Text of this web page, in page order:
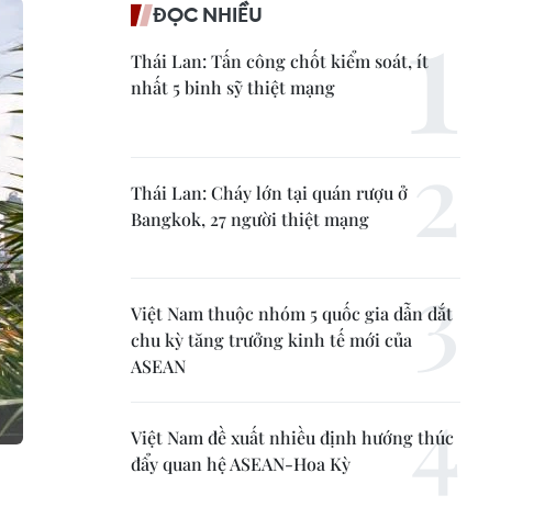
ĐỌC NHIỀU
Thái Lan: Tấn công chốt kiểm soát, ít
nhất 5 binh sỹ thiệt mạng
Thái Lan: Cháy lớn tại quán rượu ở
Bangkok, 27 người thiệt mạng
Việt Nam thuộc nhóm 5 quốc gia dẫn dắt
chu kỳ tăng trưởng kinh tế mới của
ASEAN
Việt Nam đề xuất nhiều định hướng thúc
đẩy quan hệ ASEAN-Hoa Kỳ